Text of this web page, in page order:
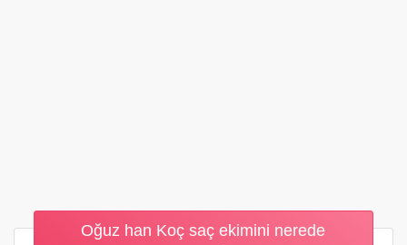
Oğuz han Koç saç ekimini nerede